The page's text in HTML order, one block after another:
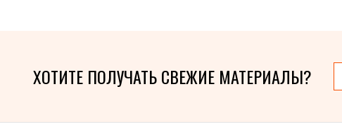
ХОТИТЕ ПОЛУЧАТЬ СВЕЖИЕ МАТЕРИАЛЫ?